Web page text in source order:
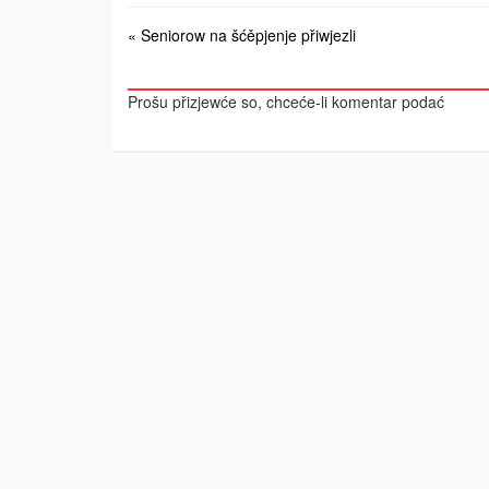
« Seniorow na šćěpjenje přiwjezli
Prošu přizjewće so, chceće-li komentar podać